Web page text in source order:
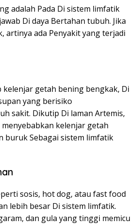
adalah Pada Di sistem limfatik
Di daya Bertahan tubuh. Jika
artinya ada Penyakit yang terjadi
kelenjar getah bening bengkak, Di
yang berisiko
sakit. Dikutip Di laman Artemis,
kelenjar getah
buruk Sebagai sistem limfatik
sosis, hot dog, atau fast food
lebih besar Di sistem limfatik.
dan gula yang tinggi memicu